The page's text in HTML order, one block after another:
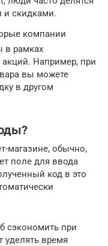
скидками.
компании
в рамках
акций. Например, при
вы можете
в другом
магазине, обычно,
поле для ввода
код в это
сэкономить при
уделять время